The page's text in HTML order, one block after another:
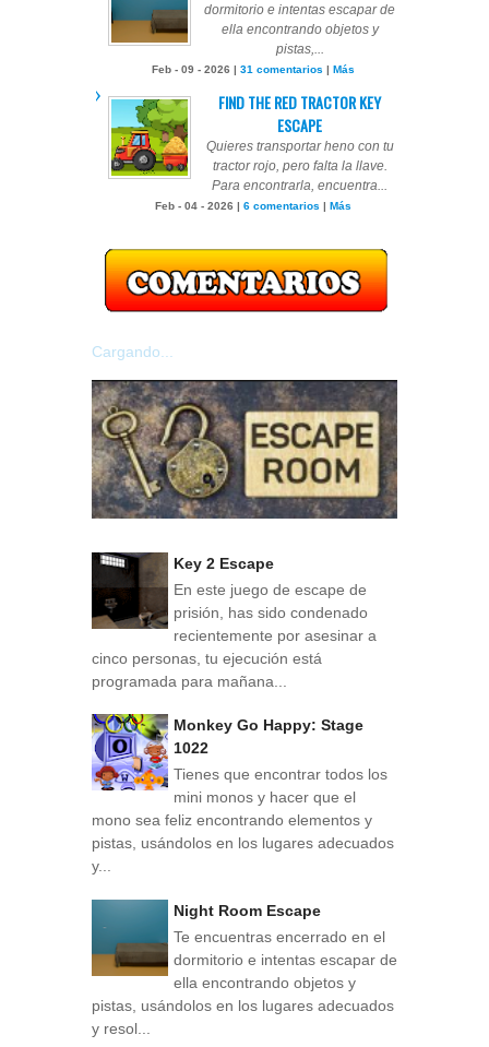
dormitorio e intentas escapar de
ella encontrando objetos y
pistas,...
Feb - 09 - 2026 | 31 comentarios | Más
FIND THE RED TRACTOR KEY
ESCAPE
Quieres transportar heno con tu
tractor rojo, pero falta la llave.
Para encontrarla, encuentra...
Feb - 04 - 2026 | 6 comentarios | Más
Cargando...
Key 2 Escape
En este juego de escape de
prisión, has sido condenado
recientemente por asesinar a
cinco personas, tu ejecución está
programada para mañana...
Monkey Go Happy: Stage
1022
Tienes que encontrar todos los
mini monos y hacer que el
mono sea feliz encontrando elementos y
pistas, usándolos en los lugares adecuados
y...
Night Room Escape
Te encuentras encerrado en el
dormitorio e intentas escapar de
ella encontrando objetos y
pistas, usándolos en los lugares adecuados
y resol...